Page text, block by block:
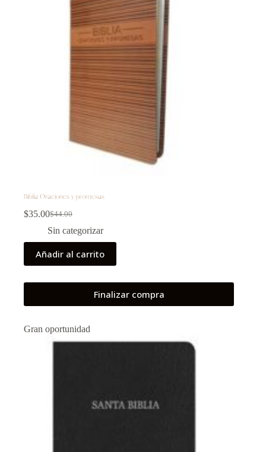
Biblia Oraciones y promesas
$44.00
$35.00
Sin categorizar
Añadir al carrito
Finalizar compra
Gran oportunidad